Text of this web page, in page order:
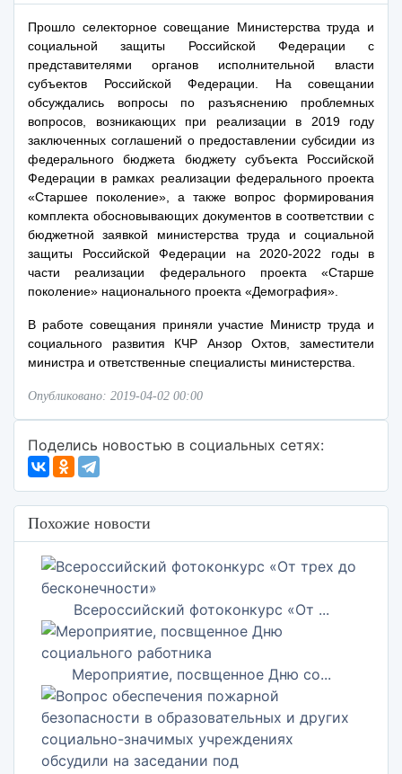
Прошло селекторное совещание Министерства труда и
социальной защиты Российской Федерации с
представителями органов исполнительной власти
субъектов Российской Федерации. На совещании
обсуждались вопросы по разъяснению проблемных
вопросов, возникающих при реализации в 2019 году
заключенных соглашений о предоставлении субсидии из
федерального бюджета бюджету субъекта Российской
Федерации в рамках реализации федерального проекта
«Старшее поколение», а также вопрос формирования
комплекта обосновывающих документов в соответствии с
бюджетной заявкой министерства труда и социальной
защиты Российской Федерации на 2020-2022 годы в
части реализации федерального проекта «Старше
поколение» национального проекта «Демография».
В работе совещания приняли участие Министр труда и
социального развития КЧР Анзор Охтов, заместители
министра и ответственные специалисты министерства.
Опубликовано: 2019-04-02 00:00
Поделись новостью в социальных сетях:
Похожие новости
Всероссийский фотоконкурс «От ...
Мероприятие, посвщенное Дню со...